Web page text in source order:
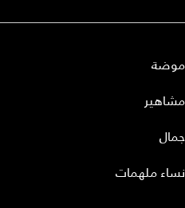
موضة
مشاهير
جمال
نساء ملهمات